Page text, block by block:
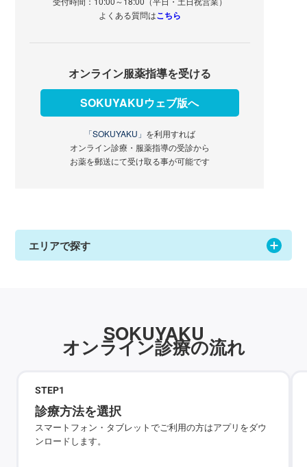
よくある質問はこちら
オンライン服薬指導を受ける
SOKUYAKUウェブ版へ
「SOKUYAKU」 を利用すれば
オンライン診療・服薬指導の受診から
お薬を郵送にて受け取る事が可能です
エリアで探す
SOKUYAKU
オンライン診療の流れ
STEP1
診療方法を選択
スマートフォン・タブレットでご利用の方はアプリをダウ
ンロードします。